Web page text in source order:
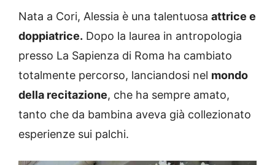
Nata a Cori, Alessia è una talentuosa attrice e
doppiatrice. Dopo la laurea in antropologia
presso La Sapienza di Roma ha cambiato
totalmente percorso, lanciandosi nel mondo
della recitazione, che ha sempre amato,
tanto che da bambina aveva già collezionato
esperienze sui palchi.